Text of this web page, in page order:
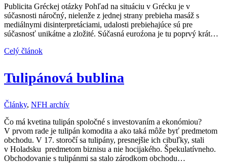
Publicita Gréckej otázky Pohľad na situáciu v Grécku je v
súčasnosti náročný, nielenže z jednej strany prebieha masáž s
mediálnymi disinterpretáciami, udalosti prebiehajúce sú pre
súčasnosť unikátne a zložité. Súčasná euroźona je tu poprvý krát…
Celý článok
Tulipánová bublina
Články, NFH archív
Čo má kvetina tulipán spoločné s investovaním a ekonómiou?
V prvom rade je tulipán komodita a ako taká môže byť predmetom
obchodu. V 17. storočí sa tulipány, presnejšie ich cibuľky, stali
v Holadsku predmetom biznisu a nie hocijakého. Špekulatívneho.
Obchodovanie s tulipánmi sa stalo zárodkom obchodu…